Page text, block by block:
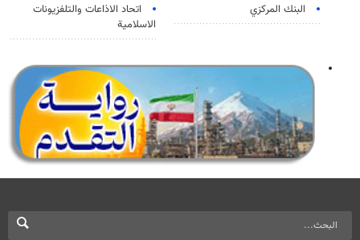
البنك المركزي
اتحاد الاذاعات والتلفزيونات
الاسلامية